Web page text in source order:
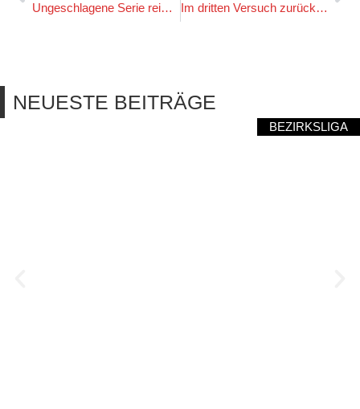
Ungeschlagene Serie reißt gegen Ergolding in der Nachspielzeit Im dritten Versuch zurück auf die Siegerstraße
NEUESTE BEITRÄGE
BEZIRKSLIGA